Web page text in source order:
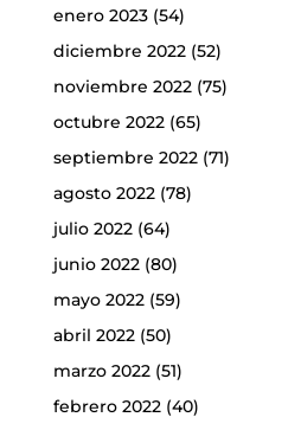
enero 2023(54)
diciembre 2022(52)
noviembre 2022(75)
octubre 2022(65)
septiembre 2022(71)
agosto 2022(78)
julio 2022(64)
junio 2022(80)
mayo 2022(59)
abril 2022(50)
marzo 2022(51)
febrero 2022(40)